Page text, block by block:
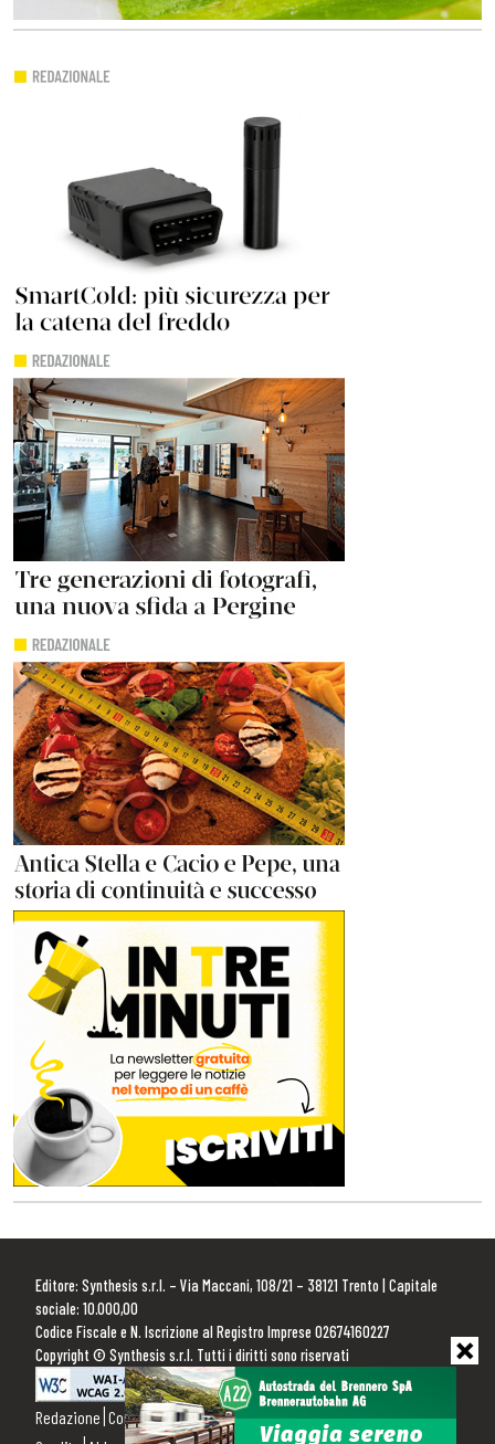
Editore: Synthesis s.r.l. – Via Maccani, 108/21 – 38121 Trento | Capitale
sociale: 10.000,00
Codice Fiscale e N. Iscrizione al Registro Imprese 02674160227
Copyright © Synthesis s.r.l. Tutti i diritti sono riservati
Redazione Contattaci Pubblicità Privacy Policy Cookie Policy